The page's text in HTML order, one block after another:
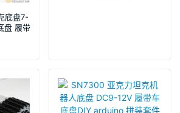
底盘7-
盘 履带
套件